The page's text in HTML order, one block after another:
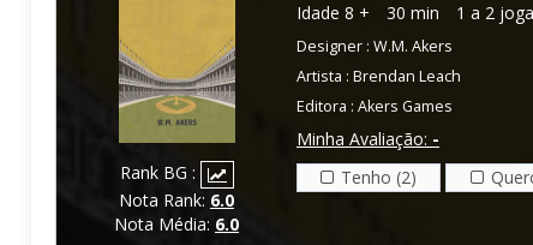
Rank BG :
Nota Rank: 6.0
Nota Média: 6.0
Idade 8 + 30 min 1 a 2
Designer : W.M. Akers
Artista : Brendan Leach
Editora : Akers Games
Minha Avaliação: -
Tenho (2)